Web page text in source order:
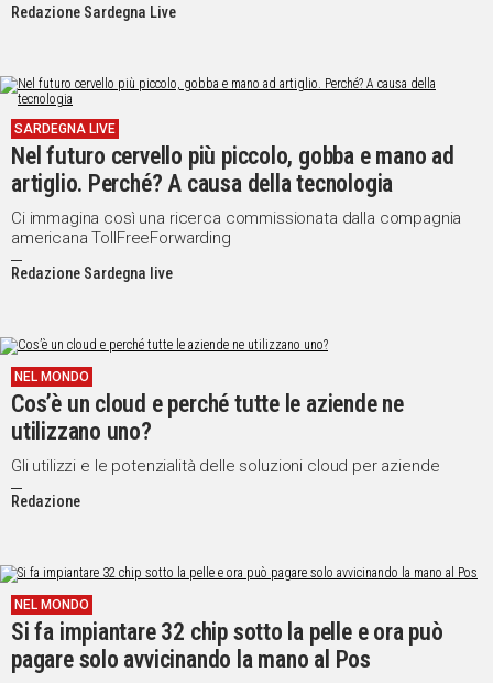
VIDEO
Vai
UNISCITI
WHATSAPP
Social
Redazione Sardegna Live
SARDEGNA LIVE
Nel futuro cervello più piccolo, gobba e mano ad
artiglio. Perché? A causa della tecnologia
Ci immagina così una ricerca commissionata dalla compagnia
americana TollFreeForwarding
Redazione Sardegna live
NEL MONDO
Cos’è un cloud e perché tutte le aziende ne
utilizzano uno?
Gli utilizzi e le potenzialità delle soluzioni cloud per aziende
Redazione
NEL MONDO
Si fa impiantare 32 chip sotto la pelle e ora può
pagare solo avvicinando la mano al Pos